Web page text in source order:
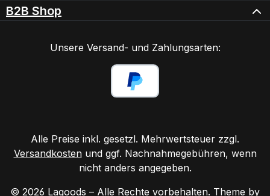
B2B Shop
Unsere Versand- und Zahlungsarten:
Alle Preise inkl. gesetzl. Mehrwertsteuer zzgl.
Versandkostenund ggf. Nachnahmegebühren, wenn
nicht anders angegeben.
© 2026 Lagoods – Alle Rechte vorbehalten. Theme by